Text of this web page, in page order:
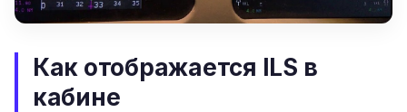
Как отображается ILS в
кабине